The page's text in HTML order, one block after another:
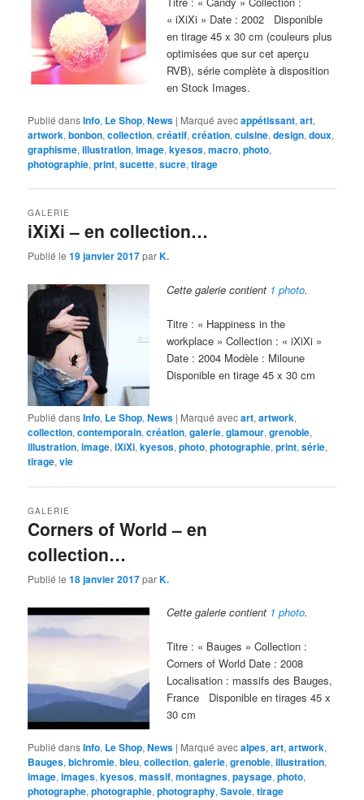
« iXiXi » Date : 2002 Disponible
en tirage 45 x 30 cm (couleurs plus
optimisées que sur cet aperçu
RVB), série complète à disposition
en Stock Images.
Publié dansInfo, Le Shop,News | Marqué avecappétissant,art,
artwork,bonbon,collection,créatif,création,cuisine,design,doux,
graphisme,illustration,image,kyesos,macro,photo,
photographie,print,sucette,sucre,tirage
iXiXi – en collection…
GALERIE
Publié le19 janvier 2017parK.
Cette galerie contient 1 photo.
Titre : « Happiness in the
workplace » Collection : « iXiXi »
Date : 2004 Modèle : Miloune
Disponible en tirage 45 x 30 cm
Publié dansInfo, Le Shop,News | Marqué avecart,artwork,
collection,contemporain,création,galerie,glamour,grenoble,
illustration,image,iXiXi,kyesos,photo,photographie,print,série,
tirage,vie
Corners of World – en
collection…
GALERIE
Publié le18 janvier 2017parK.
Cette galerie contient 1 photo.
Titre : « Bauges » Collection :
Corners of World Date : 2008
Localisation : massifs des Bauges,
France Disponible en tirages 45 x
30 cm
Publié dansInfo, Le Shop,News | Marqué avecalpes,art,artwork,
Bauges,bichromie,bleu,collection,galerie,grenoble,illustration,
image,images,kyesos,massif,montagnes,paysage,photo,
photographe,photographie,photography,Savoie,tirage